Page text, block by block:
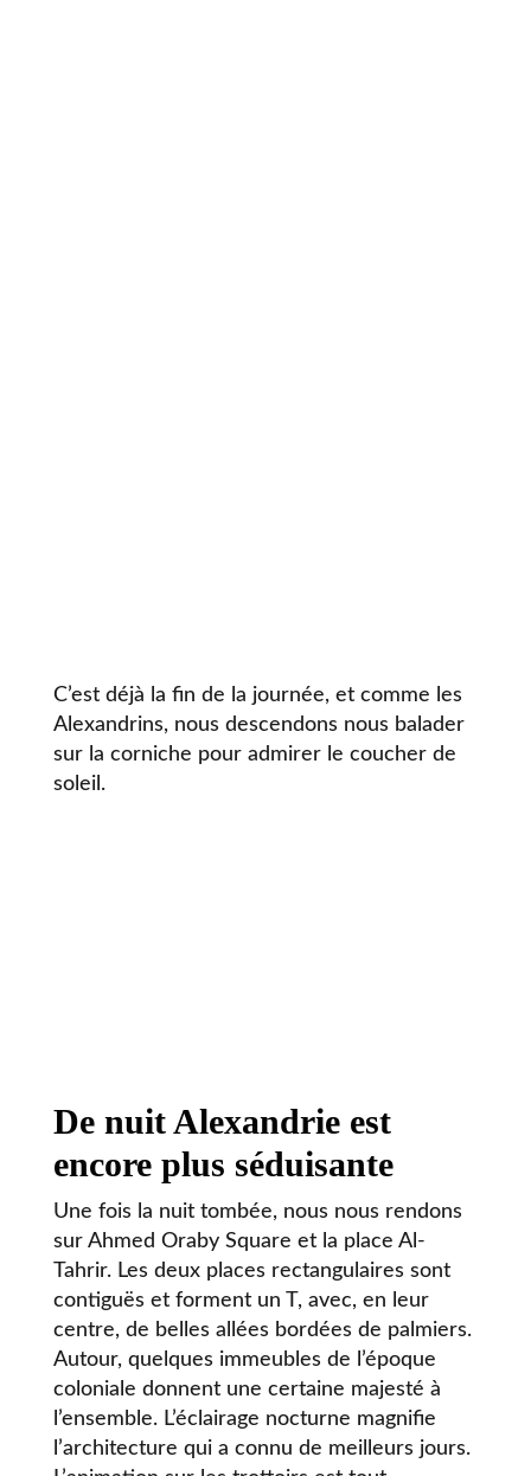
C’est déjà la fin de la journée, et comme les
Alexandrins, nous descendons nous balader
sur la corniche pour admirer le coucher de
soleil.
De nuit Alexandrie est
encore plus séduisante
Une fois la nuit tombée, nous nous rendons
sur Ahmed Oraby Square et la place Al-
Tahrir. Les deux places rectangulaires sont
contiguës et forment un T, avec, en leur
centre, de belles allées bordées de palmiers.
Autour, quelques immeubles de l’époque
coloniale donnent une certaine majesté à
l’ensemble. L’éclairage nocturne magnifie
l’architecture qui a connu de meilleurs jours.